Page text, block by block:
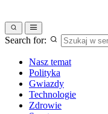
Search for:
Nasz temat
Polityka
Gwiazdy
Technologie
Zdrowie